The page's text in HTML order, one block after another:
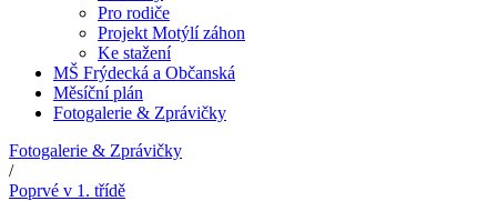
Pro rodiče
Projekt Motýlí záhon
Ke stažení
MŠ Frýdecká a Občanská
Měsíční plán
Fotogalerie & Zprávičky
Fotogalerie & Zprávičky
/
Poprvé v 1. třídě